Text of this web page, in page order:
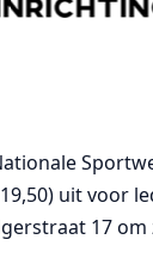
uit voor
17